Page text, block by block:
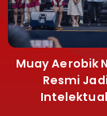
Muay Aerobik
Resmi
Intelektual